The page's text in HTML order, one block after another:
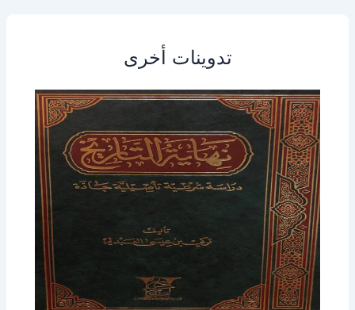
تدوينات أخرى